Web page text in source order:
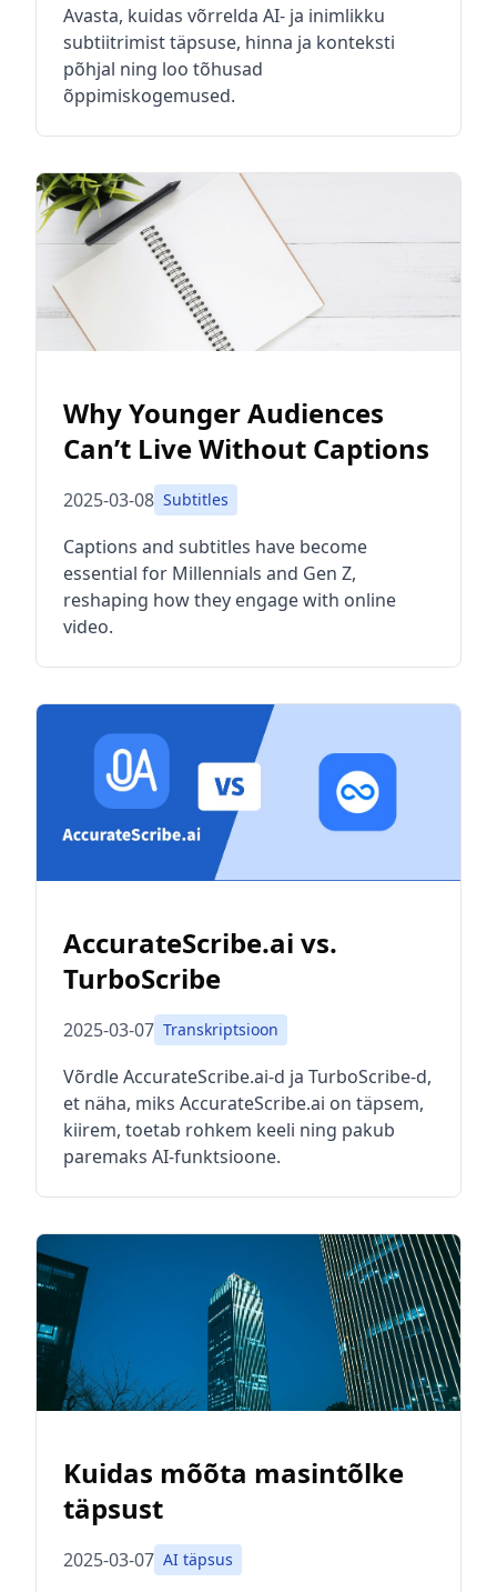
Avasta, kuidas võrrelda AI- ja inimlikku
subtiitrimist täpsuse, hinna ja konteksti
põhjal ning loo tõhusad
õppimiskogemused.
Why Younger Audiences
Can’t Live Without Captions
2025-03-08 Subtitles
Captions and subtitles have become
essential for Millennials and Gen Z,
reshaping how they engage with online
video.
AccurateScribe.ai vs.
TurboScribe
2025-03-07 Transkriptsioon
Võrdle AccurateScribe.ai-d ja TurboScribe-d,
et näha, miks AccurateScribe.ai on täpsem,
kiirem, toetab rohkem keeli ning pakub
paremaks AI-funktsioone.
Kuidas mõõta masintõlke
täpsust
2025-03-07 AI täpsus